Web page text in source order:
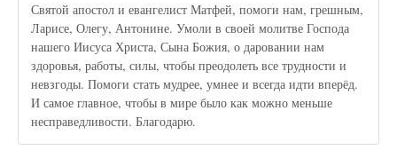
Святой апостол и евангелист Матфей, помоги нам, грешным,
Ларисе, Олегу, Антонине. Умоли в своей молитве Господа
нашего Иисуса Христа, Сына Божия, о даровании нам
здоровья, работы, силы, чтобы преодолеть все трудности и
невзгоды. Помоги стать мудрее, умнее и всегда идти вперёд.
И самое главное, чтобы в мире было как можно меньше
несправедливости. Благодарю.